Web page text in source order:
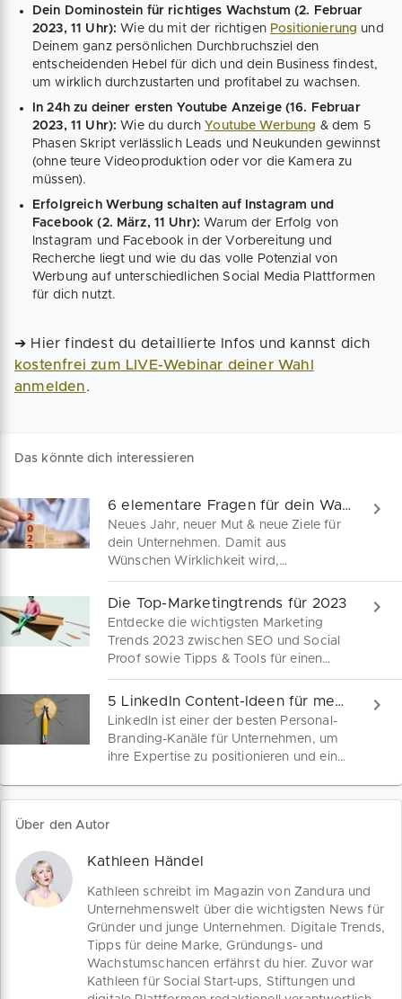
Dein Dominostein für richtiges Wachstum (2. Februar
2023, 11 Uhr): Wie du mit der richtigen Positionierung und
Deinem ganz persönlichen Durchbruchsziel den
entscheidenden Hebel für dich und dein Business findest,
um wirklich durchzustarten und profitabel zu wachsen.
In 24h zu deiner ersten Youtube Anzeige (16. Februar
2023, 11 Uhr): Wie du durch Youtube Werbung & dem 5
Phasen Skript verlässlich Leads und Neukunden gewinnst
(ohne teure Videoproduktion oder vor die Kamera zu
müssen).
Erfolgreich Werbung schalten auf Instagram und
Facebook (2. März, 11 Uhr): Warum der Erfolg von
Instagram und Facebook in der Vorbereitung und
Recherche liegt und wie du das volle Potenzial von
Werbung auf unterschiedlichen Social Media Plattformen
für dich nutzt.
➔ Hier findest du detaillierte Infos und kannst dich
kostenfrei zum LIVE-Webinar deiner Wahl
anmelden.
Das könnte dich interessieren
6 elementare Fragen für dein Wachstum in 2023
Neues Jahr, neuer Mut & neue Ziele für
dein Unternehmen. Damit aus
Wünschen Wirklichkeit wird,
unterstützen wir dich mit Tipps für eine
realistische Zielplanung, die über Q1
Bestand hat.
Die Top-Marketingtrends für 2023
Entdecke die wichtigsten Marketing
Trends 2023 zwischen SEO und Social
Proof sowie Tipps & Tools für einen
kreativen Marketing-Mix.
5 LinkedIn Content-Ideen für mehr Reichweite
LinkedIn ist einer der besten Personal-
Branding-Kanäle für Unternehmen, um
ihre Expertise zu positionieren und ein
Über den Autor
Kathleen Händel
Kathleen schreibt im Magazin von Zandura und
Unternehmenswelt über die wichtigsten News für
Gründer und junge Unternehmen. Digitale Trends,
Tipps für deine Marke, Gründungs- und
Wachstumschancen erfährst du hier. Zuvor war
Kathleen für Social Start-ups, Stiftungen und